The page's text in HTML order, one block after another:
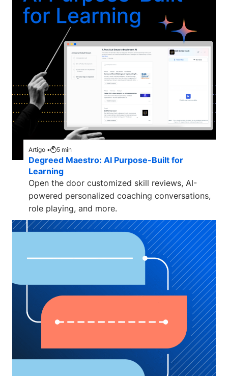
Artigo • 5 min
Degreed Maestro: AI Purpose-Built for
Learning
Open the door customized skill reviews, AI-
powered personalized coaching conversations,
role playing, and more.